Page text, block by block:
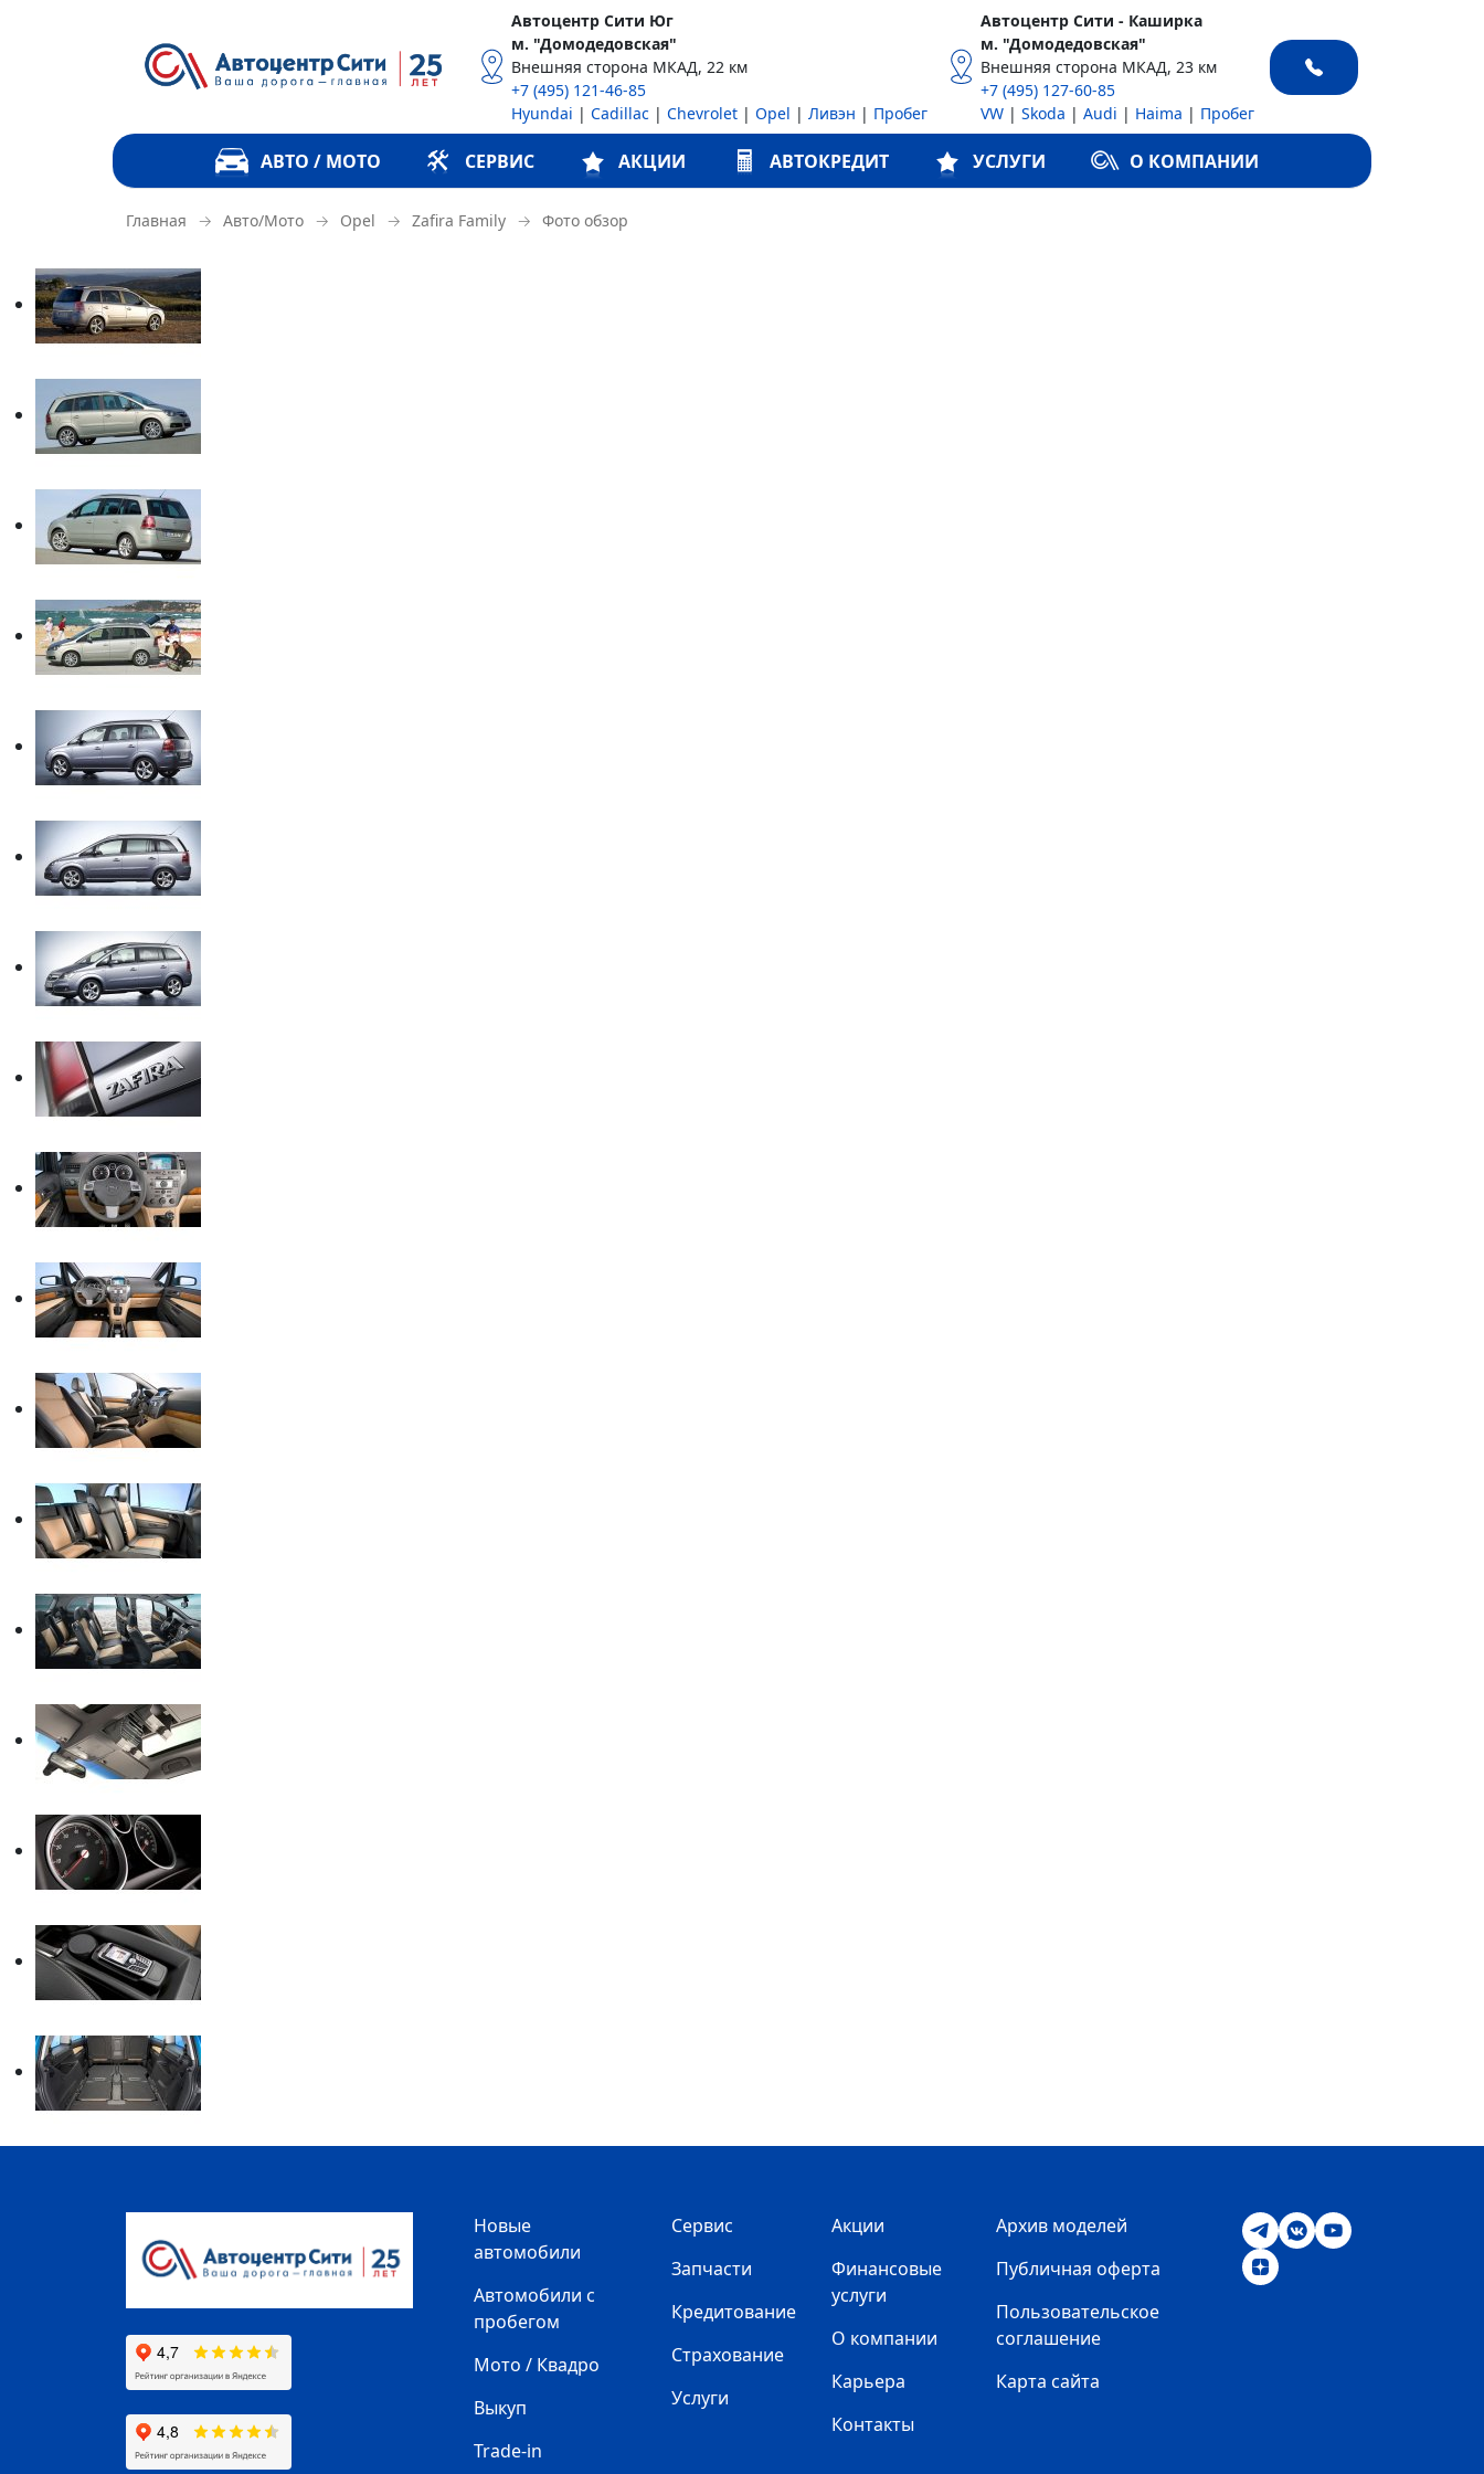
Автоцентр Сити Юг
м. "Домодедовская"
Внешняя сторона МКАД, 22 км
+7 (495) 121-46-85
Hyundai | Cadillac| Chevrolet| Opel | Ливэн | Пробег
Автоцентр Сити - Каширка
м. "Домодедовская"
Внешняя сторона МКАД, 23 км
+7 (495) 127-60-85
VW |Skoda |Audi | Haima | Пробег
АВТО / МОТО СЕРВИС АКЦИИ АВТОКРЕДИТ УСЛУГИ О КОМПАНИИ
Главная → Авто/Мото → Opel → Zafira Family → Фото обзор
Новые
автомобили
Автомобили с
пробегом
Мото / Квадро
Выкуп
Trade-in
Сервис
Запчасти
Кредитование
Страхование
Услуги
Акции
Финансовые
услуги
О компании
Карьера
Контакты
Архив моделей
Публичная оферта
Пользовательское
соглашение
Карта сайта